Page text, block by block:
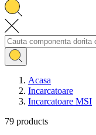
Acasa
Incarcatoare
Incarcatoare MSI
79 products